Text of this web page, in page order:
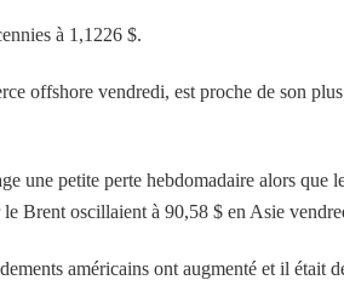
à 1,1226 $.
offshore vendredi, est proche de son
une petite perte hebdomadaire alors que
Brent oscillaient à 90,58 $ en Asie
américains ont augmenté et il était